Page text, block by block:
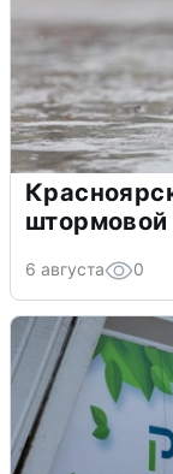
штормовой
6 августа 0